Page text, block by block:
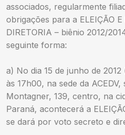
associados, regularmente
obrigações para a ELEIÇÃO E
DIRETORIA – biênio 2012/
seguinte forma:
a) No dia 15 de junho de
às 17h00, na sede da
Montagner, 139, centro, na
Paraná, acontecerá a
se dará por voto secreto e